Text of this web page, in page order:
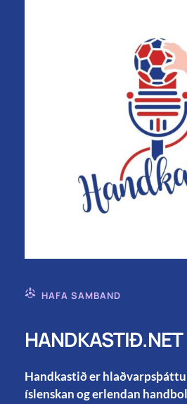
HAFA SAMBAND
HANDKASTIÐ.NET
Handkastið er
íslenskan og erlendan